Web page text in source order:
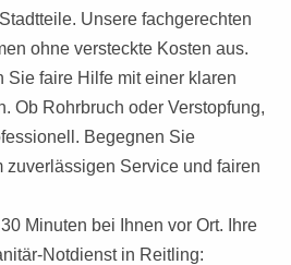
Unsere fachgerechten
ohne versteckte Kosten aus.
Sie faire Hilfe mit einer klaren
Ob Rohrbruch oder Verstopfung,
Begegnen Sie
zuverlässigen Service und fairen
Minuten bei Ihnen vor Ort. Ihre
Notdienst in Reitling: